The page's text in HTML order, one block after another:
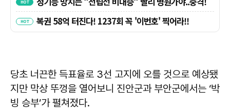
당초 너끈한 득표율로 3선 고지에 오를 것으로 예상됐
지만 막상 뚜껑을 열어보니 진안군과 부안군에서는 ‘박
빙 승부’가 펼쳐졌다.